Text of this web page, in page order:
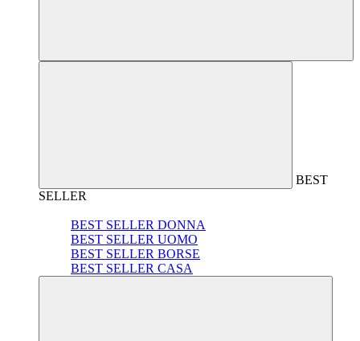
BEST
SELLER
BEST SELLER DONNA
BEST SELLER UOMO
BEST SELLER BORSE
BEST SELLER CASA